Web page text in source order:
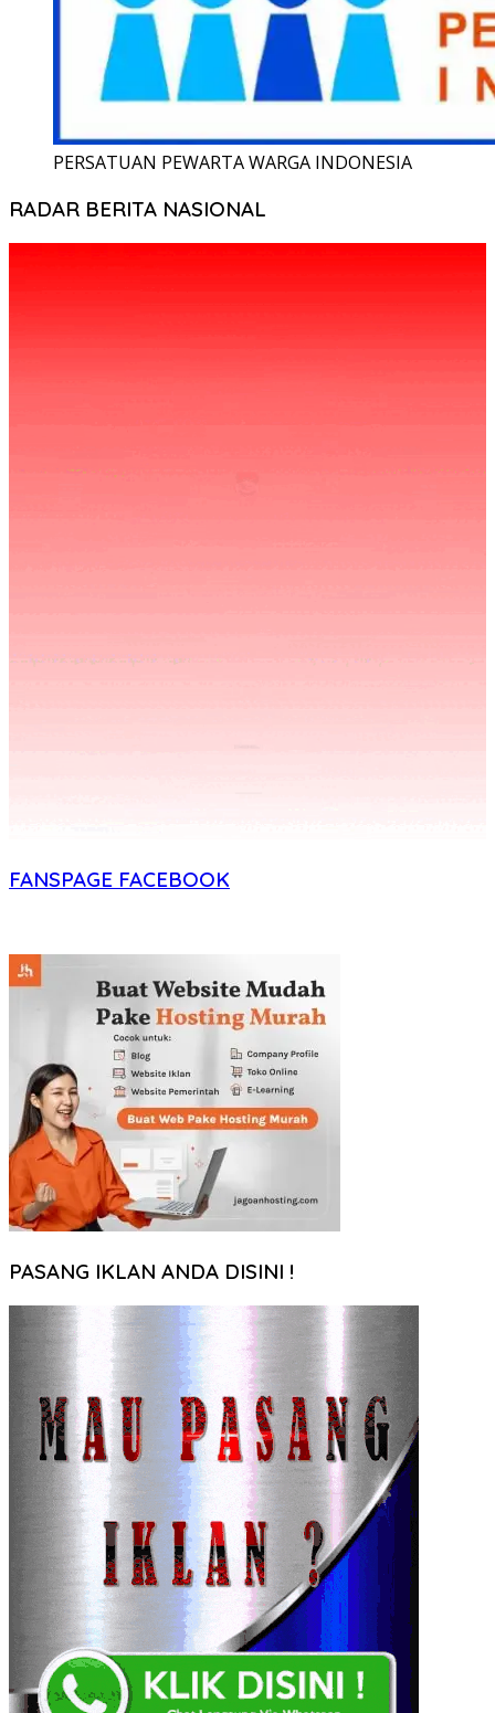
PERSATUAN PEWARTA WARGA INDONESIA
RADAR BERITA NASIONAL
FANSPAGE FACEBOOK
PASANG IKLAN ANDA DISINI !